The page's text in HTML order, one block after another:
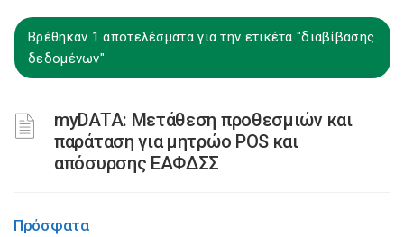
Βρέθηκαν 1 αποτελέσματα για την ετικέτα "διαβίβασης
δεδομένων"
myDATA: Μετάθεση προθεσμιών και
παράταση για μητρώο POS και
απόσυρσης ΕΑΦΔΣΣ
Πρόσφατα